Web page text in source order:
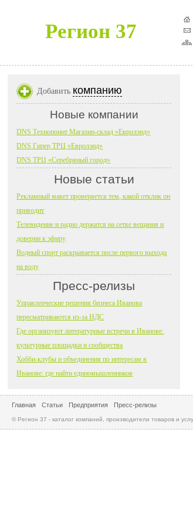
Регион 37
Добавить компанию
Новые компании
DNS Технопоинт Магазин-склад «Евролэнд»
DNS Гипер ТРЦ «Евролэнд»
DNS ТРЦ «Серебряный город»
Новые статьи
Рекламный макет проверяется тем, какой отклик он
приводит
Телевидение и радио держатся на сетке вещания и
доверии к эфиру
Водный спорт раскрывается после первого выхода
на воду
Пресс-релизы
Управленческие решения бизнеса Иванова
пересматриваются из-за НДС
Где организуют литературные встречи в Иванове:
культурные площадки и сообщества
Хобби-клубы и объединения по интересам в
Иванове: где найти единомышленников
Главная Статьи Предприятия Пресс-релизы
© Регион 37 - каталог компаний, производители товаров и